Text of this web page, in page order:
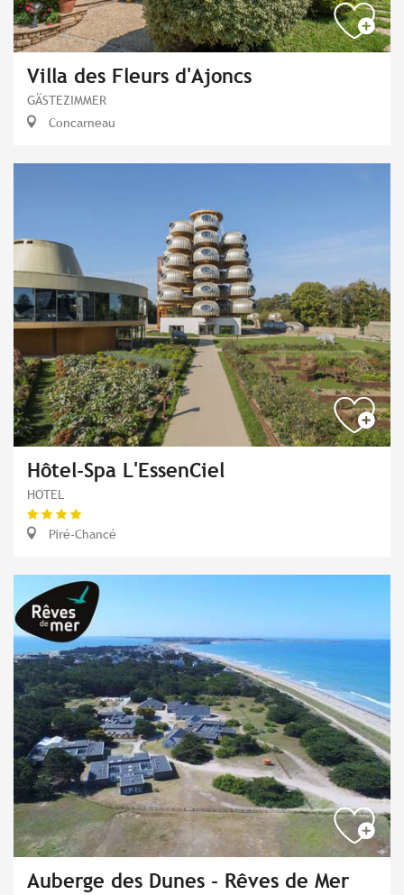
Villa des Fleurs d'Ajoncs
GÄSTEZIMMER
Concarneau
Hôtel-Spa L'EssenCiel
HOTEL
Piré-Chancé
Auberge des Dunes - Rêves de Mer